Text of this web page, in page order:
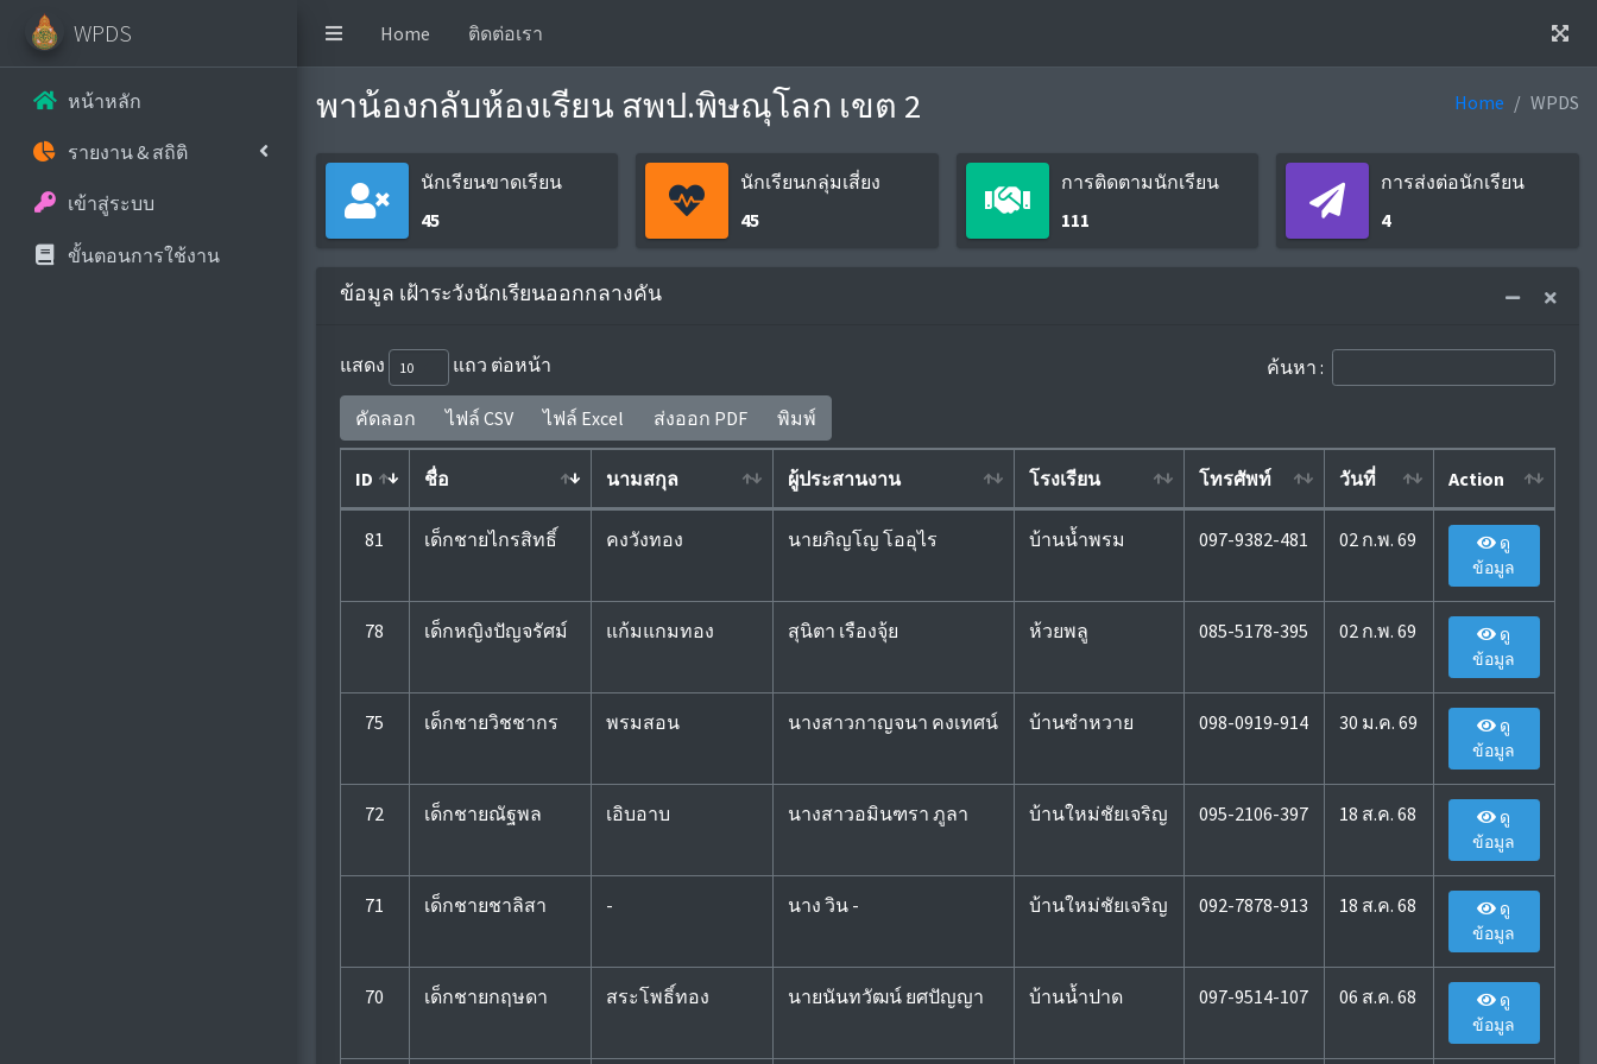
Home ติดต่อเรา
WPDS
หน้าหลัก
รายงาน & สถิติ
เข้าสู่ระบบ
ขั้นตอนการใช้งาน
พาน้องกลับห้องเรียน สพป.พิษณุโลก เขต 2 Home WPDS
นักเรียนขาดเรียน
45
นักเรียนกลุ่มเสี่ยง
45
การติดตามนักเรียน
111
การส่งต่อนักเรียน
4
ข้อมูล เฝ้าระวังนักเรียนออกกลางคัน
แสดง แถว ต่อหน้า
คัดลอก ไฟล์ CSV ไฟล์ Excel ส่งออก PDF พิมพ์
ค้นหา :
ID ชื่อ นามสกุล ผู้ประสานงาน โรงเรียน โทรศัพท์ วันที่ Action
81 เด็กชายไกรสิทธิ์ คงวังทอง นายภิญโญ โออุไร บ้านน้ำพรม 097-9382-481 02 ก.พ. 69
ดู
ข้อมูล
78 เด็กหญิงปัญจรัศม์ แก้มแกมทอง สุนิตา เรืองจุ้ย ห้วยพลู 085-5178-395 02 ก.พ. 69
ดู
ข้อมูล
75 เด็กชายวิชชากร พรมสอน นางสาวกาญจนา คงเทศน์ บ้านซำหวาย 098-0919-914 30 ม.ค. 69
ดู
ข้อมูล
72 เด็กชายณัฐพล เอิบอาบ นางสาวอมินฑรา ภูลา บ้านใหม่ชัยเจริญ 095-2106-397 18 ส.ค. 68
ดู
ข้อมูล
71 เด็กชายชาลิสา - นาง วิน - บ้านใหม่ชัยเจริญ 092-7878-913 18 ส.ค. 68
ดู
ข้อมูล
70 เด็กชายกฤษดา สระโพธิ์ทอง นายนันทวัฒน์ ยศปัญญา บ้านน้ำปาด 097-9514-107 06 ส.ค. 68
ดู
ข้อมูล